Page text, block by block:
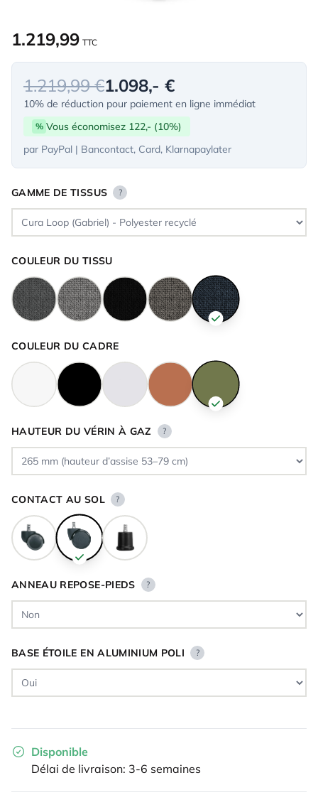
1.219,99 TTC
1.219,99 €1.098,- €
10% de réduction pour paiement en ligne immédiat
% Vous économisez 122,- (10%)
par PayPal | Bancontact, Card, Klarnapaylater
GAMME DE TISSUS ?
COULEUR DU TISSU
COULEUR DU CADRE
HAUTEUR DU VÉRIN À GAZ ?
CONTACT AU SOL ?
ANNEAU REPOSE-PIEDS ?
BASE ÉTOILE EN ALUMINIUM POLI ?
Disponible
Délai de livraison: 3-6 semaines